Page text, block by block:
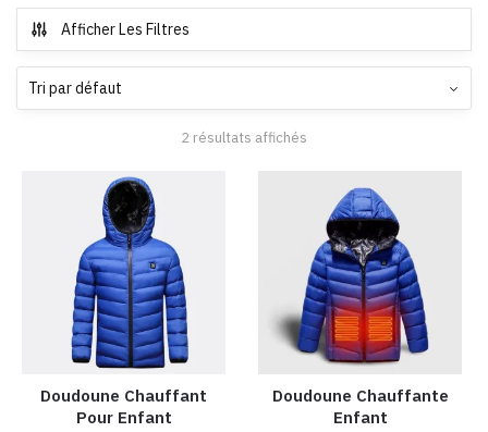
Afficher Les Filtres
2 résultats affichés
Doudoune Chauffant
Pour Enfant
Doudoune Chauffante
Enfant